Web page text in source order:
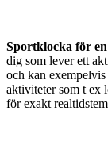
Sportklocka för
dig som lever ett
och kan
aktiviteter som t ex
för exakt